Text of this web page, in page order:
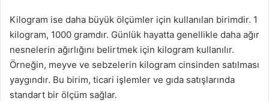
Kilogram ise daha büyük ölçümler için kullanılan birimdir. 1
kilogram, 1000 gramdır. Günlük hayatta genellikle daha ağır
nesnelerin ağırlığını belirtmek için kilogram kullanılır.
Örneğin, meyve ve sebzelerin kilogram cinsinden satılması
yaygındır. Bu birim, ticari işlemler ve gıda satışlarında
standart bir ölçüm sağlar.